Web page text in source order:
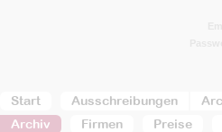
Start Ausschreibungen
Archiv
Firmen Preise